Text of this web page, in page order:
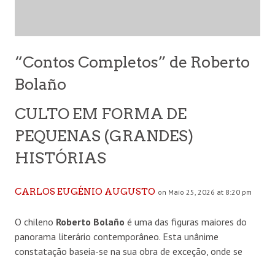
“Contos Completos” de Roberto
Bolaño
CULTO EM FORMA DE
PEQUENAS (GRANDES)
HISTÓRIAS
CARLOS EUGÉNIO AUGUSTO on Maio 25, 2026 at 8:20 pm
O chileno Roberto Bolaño é uma das figuras maiores do
panorama literário contemporâneo. Esta unânime
constatação baseia-se na sua obra de exceção, onde se